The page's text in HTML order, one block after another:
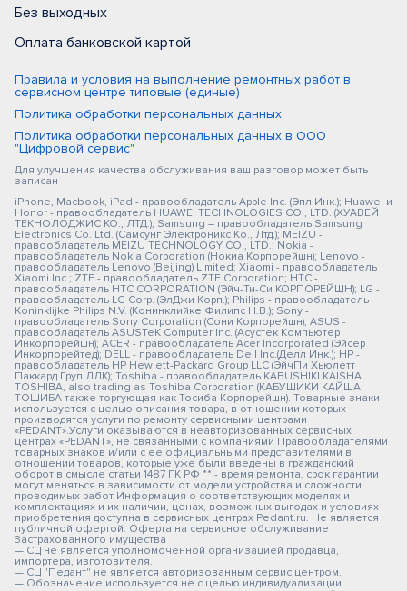
Без выходных
Оплата банковской картой
Правила и условия на выполнение ремонтных работ в
сервисном центре типовые (единые)
Политика обработки персональных данных
Политика обработки персональных данных в ООО
"Цифровой сервис"
Для улучшения качества обслуживания ваш разговор может быть
записан
iPhone, Macbook, iPad - правообладатель Apple Inc. (Эпл Инк.); Huawei и
Honor - правообладатель HUAWEI TECHNOLOGIES CO., LTD. (ХУАВЕЙ
ТЕКНОЛОДЖИС КО., ЛТД.); Samsung – правообладатель Samsung
Electronics Co. Ltd. (Самсунг Электроникс Ко., Лтд.); MEIZU -
правообладатель MEIZU TECHNOLOGY CO., LTD.; Nokia -
правообладатель Nokia Corporation (Нокиа Корпорейшн); Lenovo -
правообладатель Lenovo (Beijing) Limited; Xiaomi - правообладатель
Xiaomi Inc.; ZTE - правообладатель ZTE Corporation; HTC -
правообладатель HTC CORPORATION (Эйч-Ти-Си КОРПОРЕЙШН); LG -
правообладатель LG Corp. (ЭлДжи Корп.); Philips - правообладатель
Koninklijke Philips N.V. (Конинклийке Филипс Н.В.); Sony -
правообладатель Sony Corporation (Сони Корпорейшн); ASUS -
правообладатель ASUSTeK Computer Inc. (Асустек Компьютер
Инкорпорейшн); ACER - правообладатель Acer Incorporated (Эйсер
Инкорпорейтед); DELL - правообладатель Dell Inc.(Делл Инк.); HP -
правообладатель HP Hewlett-Packard Group LLC (ЭйчПи Хьюлетт
Паккард Груп ЛЛК); Toshiba - правообладатель KABUSHIKI KAISHA
TOSHIBA, also trading as Toshiba Corporation (КАБУШИКИ КАЙША
ТОШИБА также торгующая как Тосиба Корпорейшн). Товарные знаки
используется с целью описания товара, в отношении которых
производятся услуги по ремонту сервисными центрами
«PEDANT».Услуги оказываются в неавторизованных сервисных
центрах «PEDANT», не связанными с компаниями Правообладателями
товарных знаков и/или с ее официальными представителями в
отношении товаров, которые уже были введены в гражданский
оборот в смысле статьи 1487 ГК РФ ** - время ремонта, срок гарантии
могут меняться в зависимости от модели устройства и сложности
проводимых работ Информация о соответствующих моделях и
комплектациях и их наличии, ценах, возможных выгодах и условиях
приобретения доступна в сервисных центрах Pedant.ru. Не является
публичной офертой. Оферта на сервисное обслуживание
Застрахованного имущества
— СЦ не является уполномоченной организацией продавца,
импортера, изготовителя.
— СЦ "Педант" не является авторизованным сервис центром.
— Обозначение используется не с целью индивидуализации